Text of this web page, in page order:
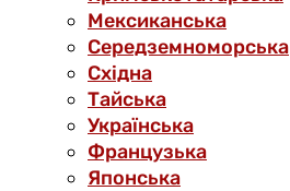
Мексиканська
Середземноморська
Східна
Тайська
Українська
Французька
Японська